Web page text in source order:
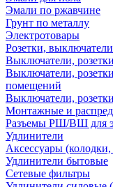
Эмали по ржавчине
Грунт по металлу
Электротовары
Розетки, выключатели
Выключатели,
Выключатели,
помещений
Выключатели,
Монтажные и
Разъемы РШ/ВШ для
Удлинители
Аксессуары
Удлинители бытовые
Сетевые фильтры